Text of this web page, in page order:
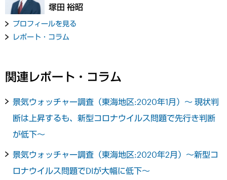
塚田 裕昭
プロフィールを見る
レポート・コラム
関連レポート・コラム
景気ウォッチャー調査（東海地区:2020年1月）～ 現状判
断は上昇するも、新型コロナウイルス問題で先行き判断
が低下～
景気ウォッチャー調査（東海地区:2020年2月）～新型コ
ロナウイルス問題でDIが大幅に低下～